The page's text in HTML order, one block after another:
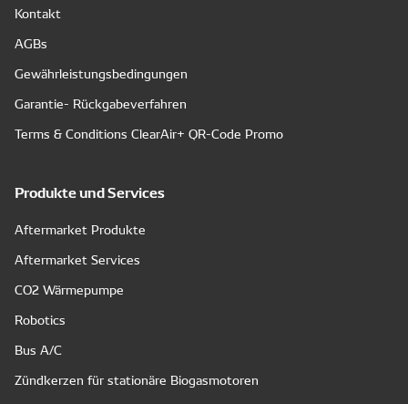
Kontakt
AGBs
Gewährleistungsbedingungen
Garantie- Rückgabeverfahren
Terms & Conditions ClearAir+ QR-Code Promo
Produkte und Services
Aftermarket Produkte
Aftermarket Services
CO2 Wärmepumpe
Robotics
Bus A/C
Zündkerzen für stationäre Biogasmotoren